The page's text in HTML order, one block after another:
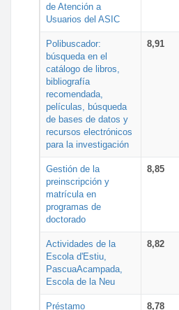
de Atención a
Usuarios del ASIC
Polibuscador:
búsqueda en el
catálogo de libros,
bibliografía
recomendada,
películas, búsqueda
de bases de datos y
recursos electrónicos
para la investigación
8,91
Gestión de la
preinscripción y
matrícula en
programas de
doctorado
8,85
Actividades de la
Escola d'Estiu,
PascuaAcampada,
Escola de la Neu
8,82
Préstamo
8,78